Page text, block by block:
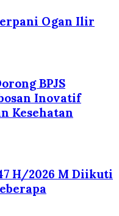
Ogan Ilir
BPJS
Inovatif
Kesehatan
H/2026 M Diikuti